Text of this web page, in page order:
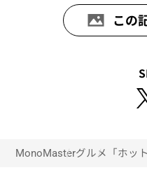
この
MonoMasterグルメ
「ホッ